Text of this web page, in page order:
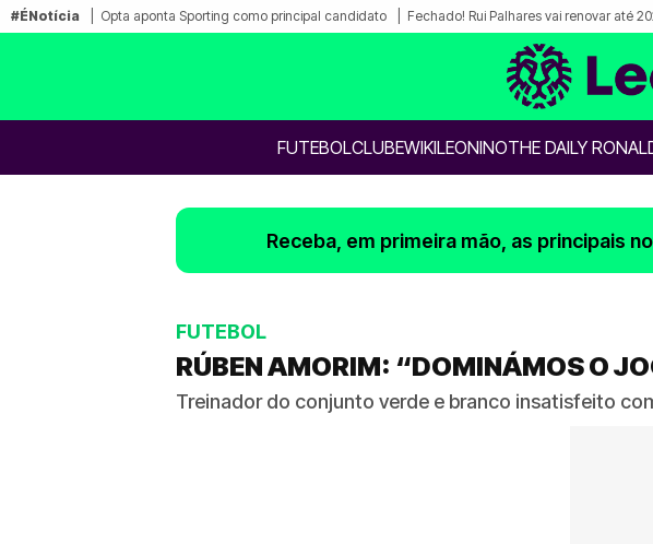
#ÉNotícia Opta aponta Sporting como principal candidato Fechado! Rui Palhares vai renovar até
FUTEBOLCLUBEWIKILEONINOTHE DAILY
Receba, em primeira mão, as principais
FUTEBOL
RÚBEN AMORIM: “DOMINÁMOS O
Treinador do conjunto verde e branco insatisfeito